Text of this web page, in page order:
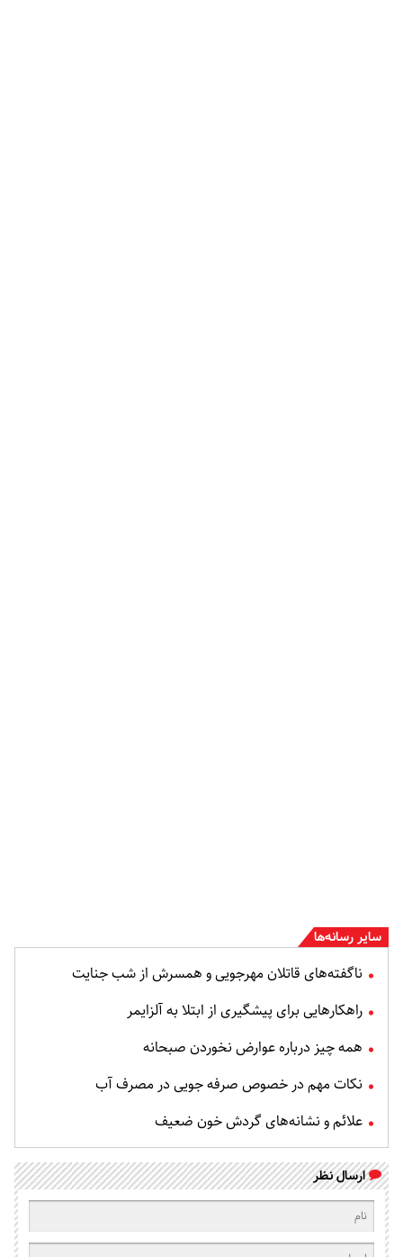
سایر رسانه‌ها
ناگفته‌های قاتلان مهرجویی و همسرش از شب جنایت
راهکارهایی برای پیشگیری از ابتلا به آلزایمر
همه چیز درباره عوارض نخوردن صبحانه
نکات مهم در خصوص صرفه جویی در مصرف آب
علائم و نشانه‌های گردش خون ضعیف
ارسال نظر